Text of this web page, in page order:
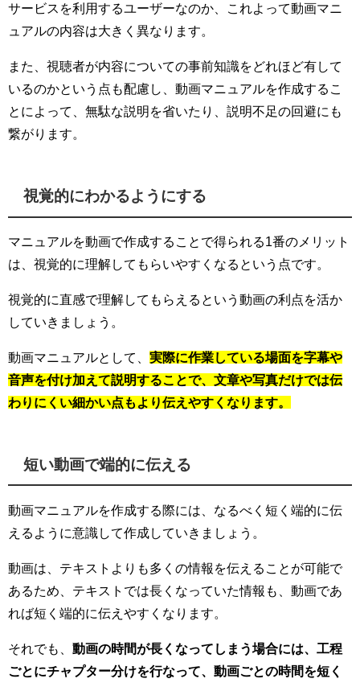
サービスを利用するユーザーなのか、これよって動画マニ
ュアルの内容は大きく異なります。
また、視聴者が内容についての事前知識をどれほど有して
いるのかという点も配慮し、動画マニュアルを作成するこ
とによって、無駄な説明を省いたり、説明不足の回避にも
繋がります。
視覚的にわかるようにする
マニュアルを動画で作成することで得られる1番のメリット
は、視覚的に理解してもらいやすくなるという点です。
視覚的に直感で理解してもらえるという動画の利点を活か
していきましょう。
動画マニュアルとして、 実際に作業している場面を字幕や
音声を付け加えて説明することで、文章や写真だけでは伝
わりにくい細かい点もより伝えやすくなります。
短い動画で端的に伝える
動画マニュアルを作成する際には、なるべく短く端的に伝
えるように意識して作成していきましょう。
動画は、テキストよりも多くの情報を伝えることが可能で
あるため、テキストでは長くなっていた情報も、動画であ
れば短く端的に伝えやすくなります。
それでも、 動画の時間が長くなってしまう場合には、工程
ごとにチャプター分けを行なって、動画ごとの時間を短く